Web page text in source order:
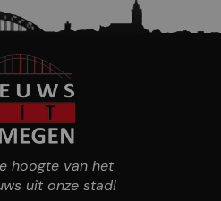
hoogte van het
uit onze stad!